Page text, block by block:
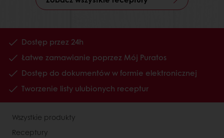
Dostęp przez 24h
Łatwe zamawianie poprzez Mój Puratos
Dostęp do dokumentów w formie elektronicznej
Tworzenie listy ulubionych receptur
Wszystkie produkty
Receptury